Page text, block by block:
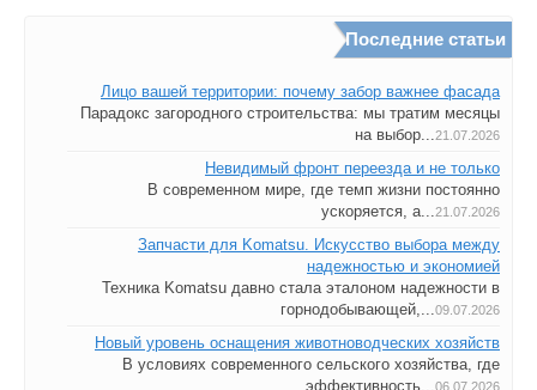
Последние статьи
Лицо вашей территории: почему забор важнее фасада
Парадокс загородного строительства: мы тратим месяцы
на выбор...21.07.2026
Невидимый фронт переезда и не только
В современном мире, где темп жизни постоянно
ускоряется, а...21.07.2026
Запчасти для Komatsu. Искусство выбора между
надежностью и экономией
Техника Komatsu давно стала эталоном надежности в
горнодобывающей,...09.07.2026
Новый уровень оснащения животноводческих хозяйств
В условиях современного сельского хозяйства, где
эффективность...06.07.2026